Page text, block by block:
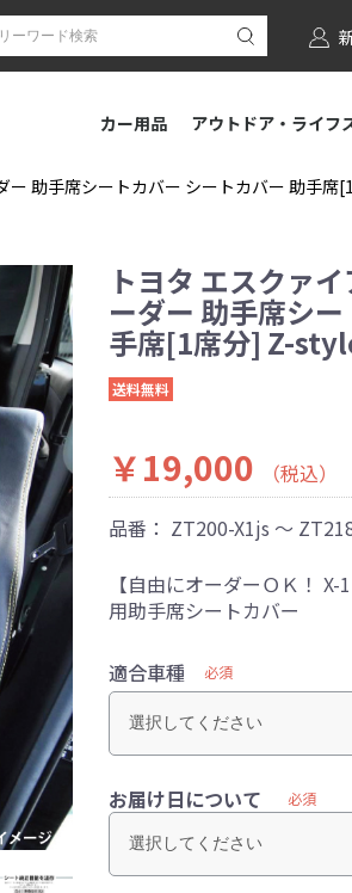
カー用品 アウトドア・ライフ
ー 助手席シートカバー シートカバー 助手
トヨタ エスクァ
ーダー 助手席シ
手席[1席分] Z-
送料無料
￥19,000
（税込）
品番： ZT200-X1js ～
【自由にオーダーＯＫ！
用助手席シートカバー
適合車種 必須
お届け日について 必須